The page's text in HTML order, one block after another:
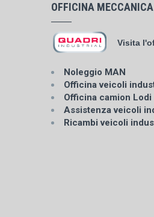
OFFICINA MECCANICA
Visita
Noleggio MAN
Officina veicoli
Officina camion Lodi
Assistenza veicoli
Ricambi veicoli